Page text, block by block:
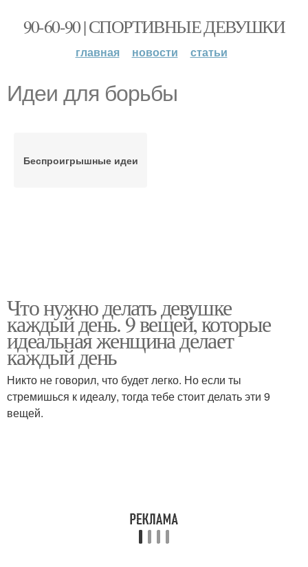
90-60-90 | СПОРТИВНЫЕ ДЕВУШКИ
главная новости статьи
Идеи для борьбы
Беспроигрышные идеи
Что нужно делать девушке
каждый день. 9 вещей, которые
идеальная женщина делает
каждый день
Никто не говорил, что будет легко. Но если ты
стремишься к идеалу, тогда тебе стоит делать эти 9
вещей.